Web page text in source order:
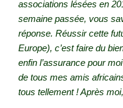
associations lésées en
semaine passée, vous
réponse. Réussir cette
Europe), c’est faire du
enfin l’assurance pour
de tous mes amis
tous tellement ! Après